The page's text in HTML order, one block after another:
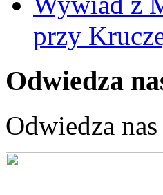
przy
Odwiedza
Odwiedza